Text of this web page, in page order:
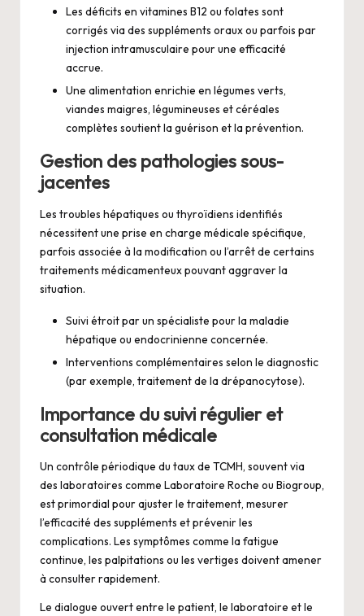
Les déficits en vitamines B12 ou folates sont
corrigés via des suppléments oraux ou parfois par
injection intramusculaire pour une efficacité
accrue.
Une alimentation enrichie en légumes verts,
viandes maigres, légumineuses et céréales
complètes soutient la guérison et la prévention.
Gestion des pathologies sous-
jacentes
Les troubles hépatiques ou thyroïdiens identifiés
nécessitent une prise en charge médicale spécifique,
parfois associée à la modification ou l’arrêt de certains
traitements médicamenteux pouvant aggraver la
situation.
Suivi étroit par un spécialiste pour la maladie
hépatique ou endocrinienne concernée.
Interventions complémentaires selon le diagnostic
(par exemple, traitement de la drépanocytose).
Importance du suivi régulier et
consultation médicale
Un contrôle périodique du taux de TCMH, souvent via
des laboratoires comme Laboratoire Roche ou Biogroup,
est primordial pour ajuster le traitement, mesurer
l’efficacité des suppléments et prévenir les
complications. Les symptômes comme la fatigue
continue, les palpitations ou les vertiges doivent amener
à consulter rapidement.
Le dialogue ouvert entre le patient, le laboratoire et le